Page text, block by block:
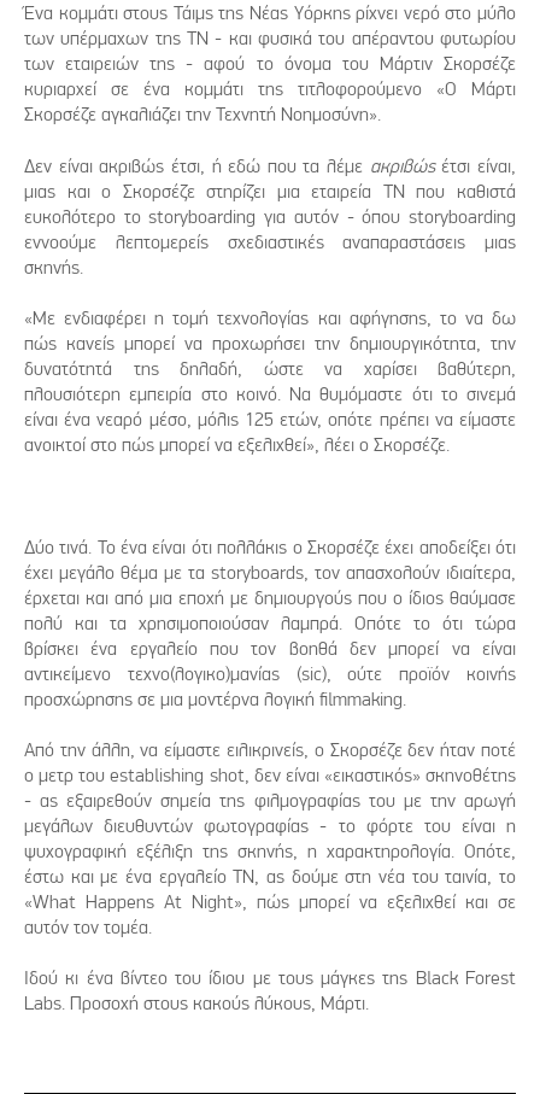
Ένα κομμάτι στους Τάιμς της Νέας Υόρκης ρίχνει νερό στο μύλο
των υπέρμαχων της ΤΝ - και φυσικά του απέραντου φυτωρίου
των εταιρειών της - αφού το όνομα του Μάρτιν Σκορσέζε
κυριαρχεί σε ένα κομμάτι της τιτλοφορούμενο «Ο Μάρτι
Σκορσέζε αγκαλιάζει την Τεχνητή Νοημοσύνη».
Δεν είναι ακριβώς έτσι, ή εδώ που τα λέμε ακριβώςέτσι είναι,
μιας και ο Σκορσέζε στηρίζει μια εταιρεία ΤΝ που καθιστά
ευκολότερο το storyboarding για αυτόν - όπου storyboarding
εννοούμε λεπτομερείς σχεδιαστικές αναπαραστάσεις μιας
σκηνής.
«Με ενδιαφέρει η τομή τεχνολογίας και αφήγησης, το να δω
πώς κανείς μπορεί να προχωρήσει την δημιουργικότητα, την
δυνατότητά της δηλαδή, ώστε να χαρίσει βαθύτερη,
πλουσιότερη εμπειρία στο κοινό. Να θυμόμαστε ότι το σινεμά
είναι ένα νεαρό μέσο, μόλις 125 ετών, οπότε πρέπει να είμαστε
ανοικτοί στο πώς μπορεί να εξελιχθεί», λέει ο Σκορσέζε.
Δύο τινά. Το ένα είναι ότι πολλάκις ο Σκορσέζε έχει αποδείξει ότι
έχει μεγάλο θέμα με τα storyboards, τον απασχολούν ιδιαίτερα,
έρχεται και από μια εποχή με δημιουργούς που ο ίδιος θαύμασε
πολύ και τα χρησιμοποιούσαν λαμπρά. Οπότε το ότι τώρα
βρίσκει ένα εργαλείο που τον βοηθά δεν μπορεί να είναι
αντικείμενο τεχνο(λογικο)μανίας (sic), ούτε προϊόν κοινής
προσχώρησης σε μια μοντέρνα λογική filmmaking.
Από την άλλη, να είμαστε ειλικρινείς, ο Σκορσέζε δεν ήταν ποτέ
ο μετρ του establishing shot, δεν είναι «εικαστικός» σκηνοθέτης
- ας εξαιρεθούν σημεία της φιλμογραφίας του με την αρωγή
μεγάλων διευθυντών φωτογραφίας - το φόρτε του είναι η
ψυχογραφική εξέλιξη της σκηνής, η χαρακτηρολογία. Οπότε,
έστω και με ένα εργαλείο ΤΝ, ας δούμε στη νέα του ταινία, το
«What Happens At Night», πώς μπορεί να εξελιχθεί και σε
αυτόν τον τομέα.
Ιδού κι ένα βίντεο του ίδιου με τους μάγκες της Black Forest
Labs. Προσοχή στους κακούς λύκους, Μάρτι.